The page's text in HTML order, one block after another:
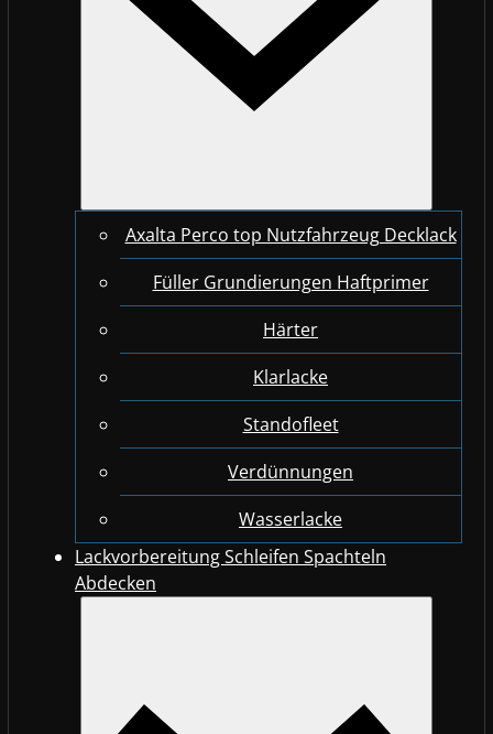
Axalta Perco top Nutzfahrzeug Decklack
Füller Grundierungen Haftprimer
Härter
Klarlacke
Standofleet
Verdünnungen
Wasserlacke
Lackvorbereitung Schleifen Spachteln
Abdecken